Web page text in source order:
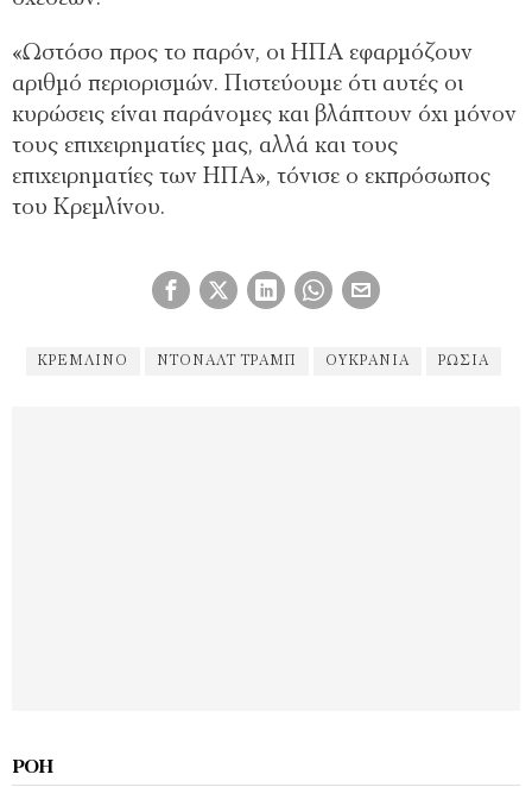
«Ωστόσο προς το παρόν, οι ΗΠΑ εφαρμόζουν
αριθμό περιορισμών. Πιστεύουμε ότι αυτές οι
κυρώσεις είναι παράνομες και βλάπτουν όχι μόνον
τους επιχειρηματίες μας, αλλά και τους
επιχειρηματίες των ΗΠΑ», τόνισε ο εκπρόσωπος
του Κρεμλίνου.
ΚΡΕΜΛΙΝΟ ΝΤΟΝΑΛΤ ΤΡΑΜΠ ΟΥΚΡΑΝΊΑ ΡΩΣΊΑ
ΡΟΉ